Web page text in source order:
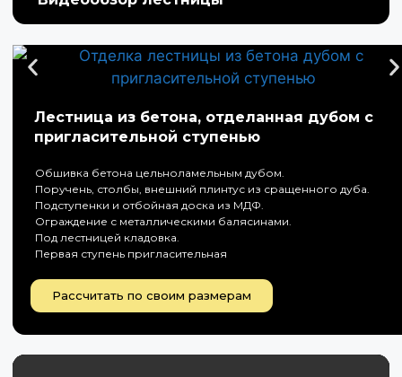
Лестница из бетона, отделанная дубом с
пригласительной ступенью
Обшивка бетона цельноламельным дубом.
Поручень, столбы, внешний плинтус из сращенного дуба.
Подступенки и отбойная доска из МДФ.
Ограждение с металлическими балясинами.
Под лестницей кладовка.
Первая ступень пригласительная
Рассчитать по своим размерам